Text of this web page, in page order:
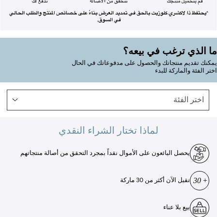
ما الذي ترغب في بيعه؟
يمكنك تقديم منتجاتك والحصول على مدفوعاتك في الحال
اختر الفئة والماركة للبدء
اختر الفئة
لماذا تختار الشراء النقدي
يحصل البائعون على الأموال نقداً بمجرد التحقق من أصالة منتجاتهم
نقبل الآن أكثر من 30 ماركة
بيع بلا عناء